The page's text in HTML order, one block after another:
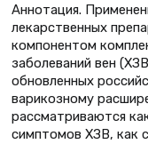
Аннотация.
лекарственных
компонентом
заболеваний вен
обновленных
варикозному
рассматриваются
симптомов ХЗВ, как